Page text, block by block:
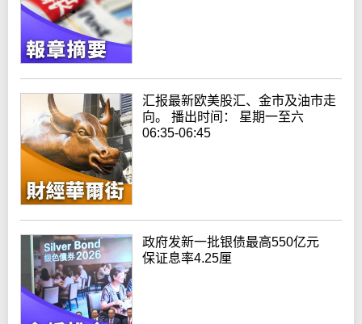
汇报最新欧美股汇、金市及油市走
向。 播出时间： 星期一至六
06:35-06:45
政府发新一批银债最高550亿元
保证息率4.25厘